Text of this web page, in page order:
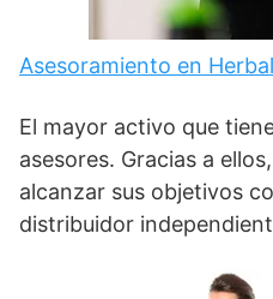
Asesoramiento en
El mayor activo que
asesores. Gracias a
alcanzar sus objetivos
distribuidor